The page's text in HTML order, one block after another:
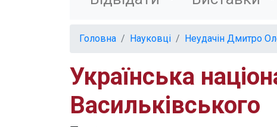
Головна Науковці Неудачін Дмитро
Українська
Васильківського